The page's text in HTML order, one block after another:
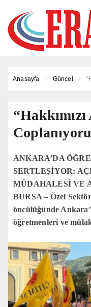
Anasayfa Güncel
ANKARA’DA
SERTLEŞİYOR:
MÜDAHALESİ VE
BURSA – Özel
öncülüğünde
öğretmenleri ve